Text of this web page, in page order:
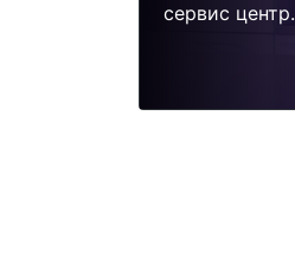
сервис центр.